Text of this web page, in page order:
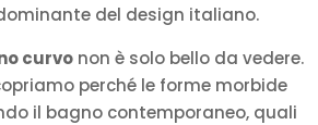
del design italiano.
curvo non è solo bello da vedere.
perché le forme morbide
il bagno contemporaneo, quali